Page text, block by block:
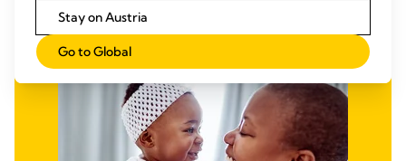
Stay on Austria
Go to Global